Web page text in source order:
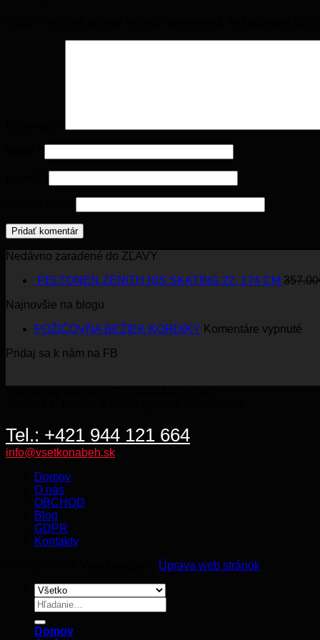
Nedávno zaradené do ZĽAVY
PELTONEN ZENITH NIS SKATING 22, 174 CM 357.00
Najnovšie na blogu
POŽIČOVŇA BEŽIEK KORDÍKY Komentáre vypnuté
Pridaj sa k nám na FB
Tel.: +421 944 121 664
info@vsetkonabeh.sk
Domov
O nás
OBCHOD
Blog
GDPR
Kontakty
Úprava web stránok
Hľadať:
Domov